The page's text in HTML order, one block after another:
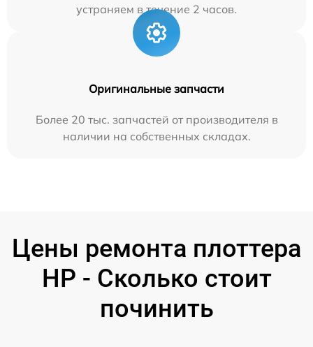
устраняем в течение 2 часов.
Оригинальные запчасти
Более 20 тыс. запчастей от производителя в
наличии на собственных складах.
Цены ремонта плоттера
HP - Сколько стоит
починить